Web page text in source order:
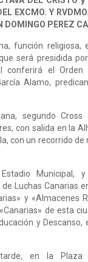
EXCMO. Y
DOMINGO PEREZ
función religiosa,
será presidida
conferirá el Orden
Alamo,
segundo Cross
con salida en la
con un recorrido de
Municipal,
Luchas Canarias
y «Almacenes
de esta
y Descanso,
en la Plaza